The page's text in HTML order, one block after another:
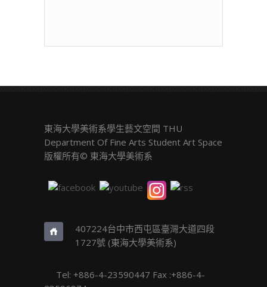
東海大學美術系學生藝文空間 THU
Department Of Fine Arts Student Art Space
版權所有© 東海大學美術系
407224台中市西屯區臺灣大道四段
1727號 (東海大學美術系)
Tel: +886-4-23590447 Fax :+886-4-